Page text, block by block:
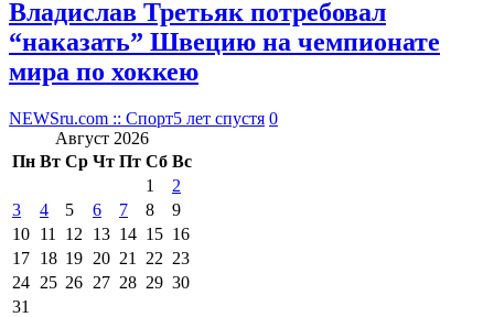
Владислав Третьяк потребовал
“наказать” Швецию на чемпионате
мира по хоккею
NEWSru.com :: Спорт5 лет спустя 0
Август 2026
Пн Вт Ср Чт Пт Сб Вс
1
2
3
4 5 6 7 8
9
10 11 12 13 14 15 16
17 18 19 20 21 22 23
24 25 26 27 28 29 30
31